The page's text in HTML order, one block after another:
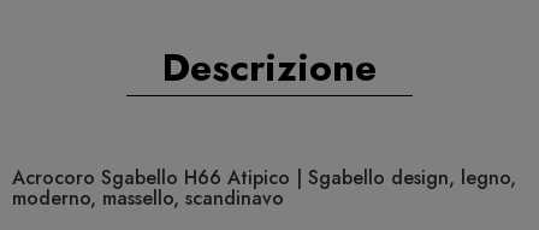
Descrizione
Acrocoro Sgabello H66 Atipico | Sgabello design, legno,
moderno, massello, scandinavo